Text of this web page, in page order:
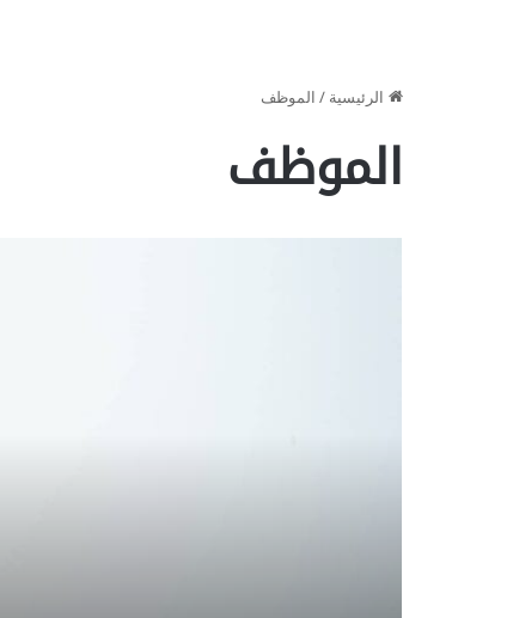
الرئيسية/الموظف
الموظف